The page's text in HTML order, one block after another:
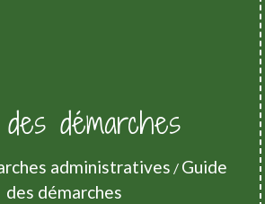
démarches
administratives / Guide
des démarches